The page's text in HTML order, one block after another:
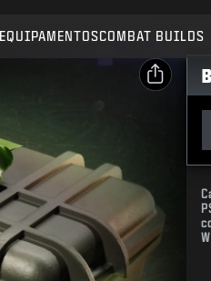
COMBAT BUILDS
ou remover este
E-mail
Facebook
X
Copiar link